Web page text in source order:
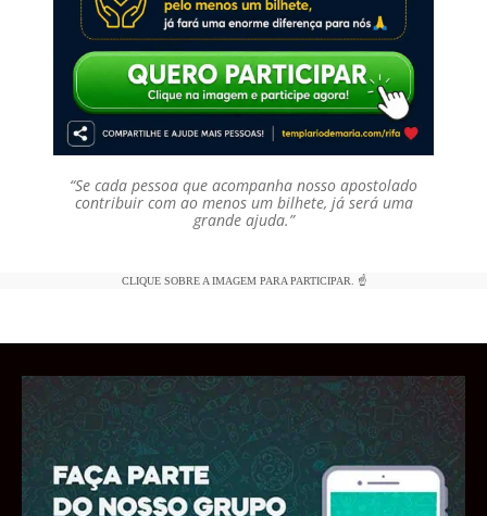
“Se cada pessoa que acompanha nosso apostolado
contribuir com ao menos um bilhete, já será uma
grande ajuda.”
CLIQUE SOBRE A IMAGEM PARA PARTICIPAR. ☝️